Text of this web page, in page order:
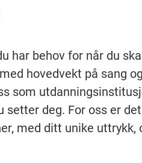
har behov for når du
hovedvekt på sang
som
setter deg. For oss er
med ditt unike uttrykk,